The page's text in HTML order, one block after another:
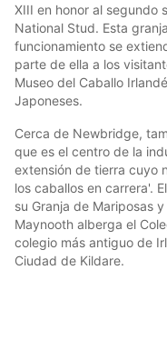
XIII en honor al segundo
National Stud. Esta
funcionamiento se
parte de ella a los
Museo del Caballo
Japoneses.
Cerca de Newbridge,
que es el centro de la
extensión de tierra cuyo
los caballos en carrera'.
su Granja de Mariposas
Maynooth alberga el
colegio más antiguo de
Ciudad de Kildare.